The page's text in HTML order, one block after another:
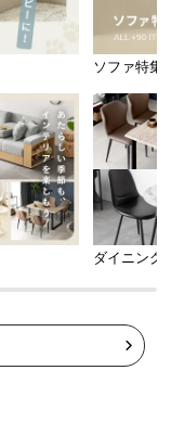
がちな引き出
す。
ソファ特集
ダイニング